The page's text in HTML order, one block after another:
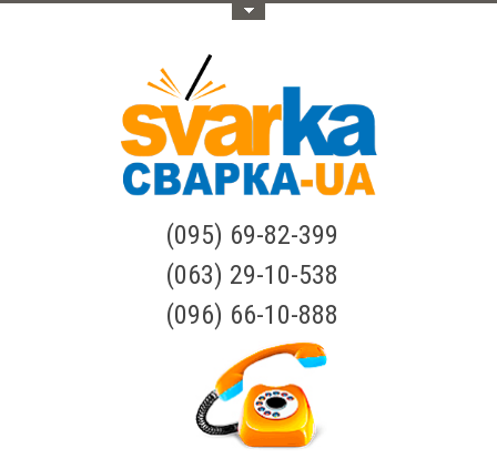
(095) 69-82-399
(063) 29-10-538
(096) 66-10-888